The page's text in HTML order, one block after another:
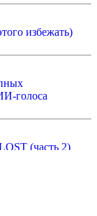
избежать)
голоса
(часть 2)